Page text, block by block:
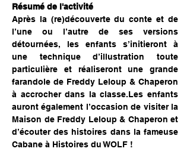
Résumé de l'activité
Après la (re)découverte du conte et de
l’une ou l’autre de ses versions
détournées, les enfants s’initieront à
une technique d’illustration toute
particulière et réaliseront une grande
farandole de Freddy Leloup & Chaperon
à accrocher dans la classe.Les enfants
auront également l’occasion de visiter la
Maison de Freddy Leloup & Chaperon et
d’écouter des histoires dans la fameuse
Cabane à Histoires du WOLF !